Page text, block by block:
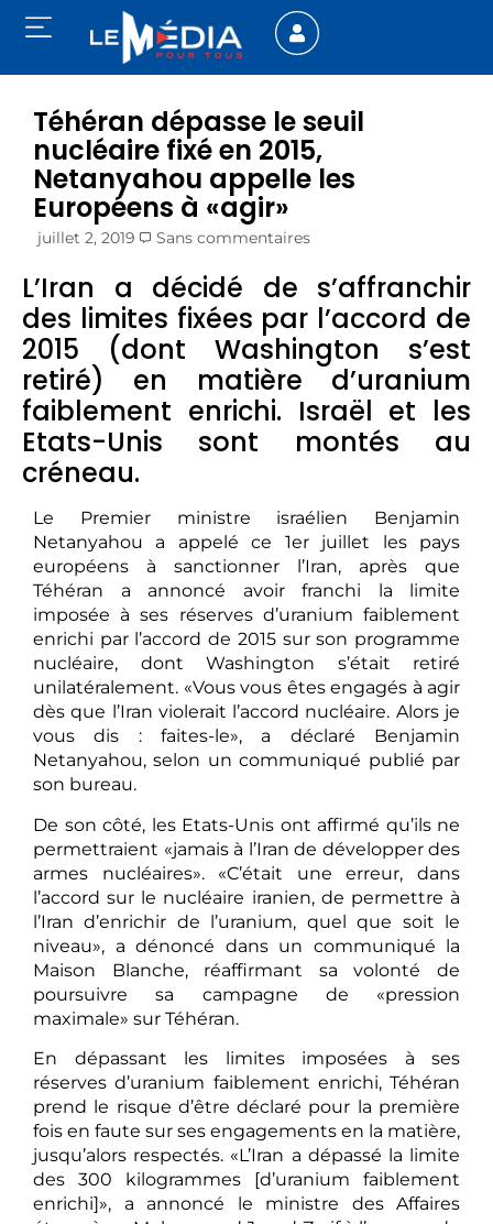
Téhéran dépasse le seuil
nucléaire fixé en 2015,
Netanyahou appelle les
Européens à «agir»
juillet 2, 2019 Sans commentaires
L’Iran a décidé de s’affranchir
des limites fixées par l’accord de
2015 (dont Washington s’est
retiré) en matière d’uranium
faiblement enrichi. Israël et les
Etats-Unis sont montés au
créneau.
Le Premier ministre israélien Benjamin
Netanyahou a appelé ce 1er juillet les pays
européens à sanctionner l’Iran, après que
Téhéran a annoncé avoir franchi la limite
imposée à ses réserves d’uranium faiblement
enrichi par l’accord de 2015 sur son programme
nucléaire, dont Washington s’était retiré
unilatéralement. «Vous vous êtes engagés à agir
dès que l’Iran violerait l’accord nucléaire. Alors je
vous dis : faites-le», a déclaré Benjamin
Netanyahou, selon un communiqué publié par
son bureau.
De son côté, les Etats-Unis ont affirmé qu’ils ne
permettraient «jamais à l’Iran de développer des
armes nucléaires». «C’était une erreur, dans
l’accord sur le nucléaire iranien, de permettre à
l’Iran d’enrichir de l’uranium, quel que soit le
niveau», a dénoncé dans un communiqué la
Maison Blanche, réaffirmant sa volonté de
poursuivre sa campagne de «pression
maximale» sur Téhéran.
En dépassant les limites imposées à ses
réserves d’uranium faiblement enrichi, Téhéran
prend le risque d’être déclaré pour la première
fois en faute sur ses engagements en la matière,
jusqu’alors respectés. «L’Iran a dépassé la limite
des 300 kilogrammes [d’uranium faiblement
enrichi]», a annoncé le ministre des Affaires